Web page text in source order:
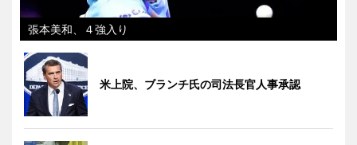
張本美和、４強入り
米上院、ブランチ氏の司法長官人事承認